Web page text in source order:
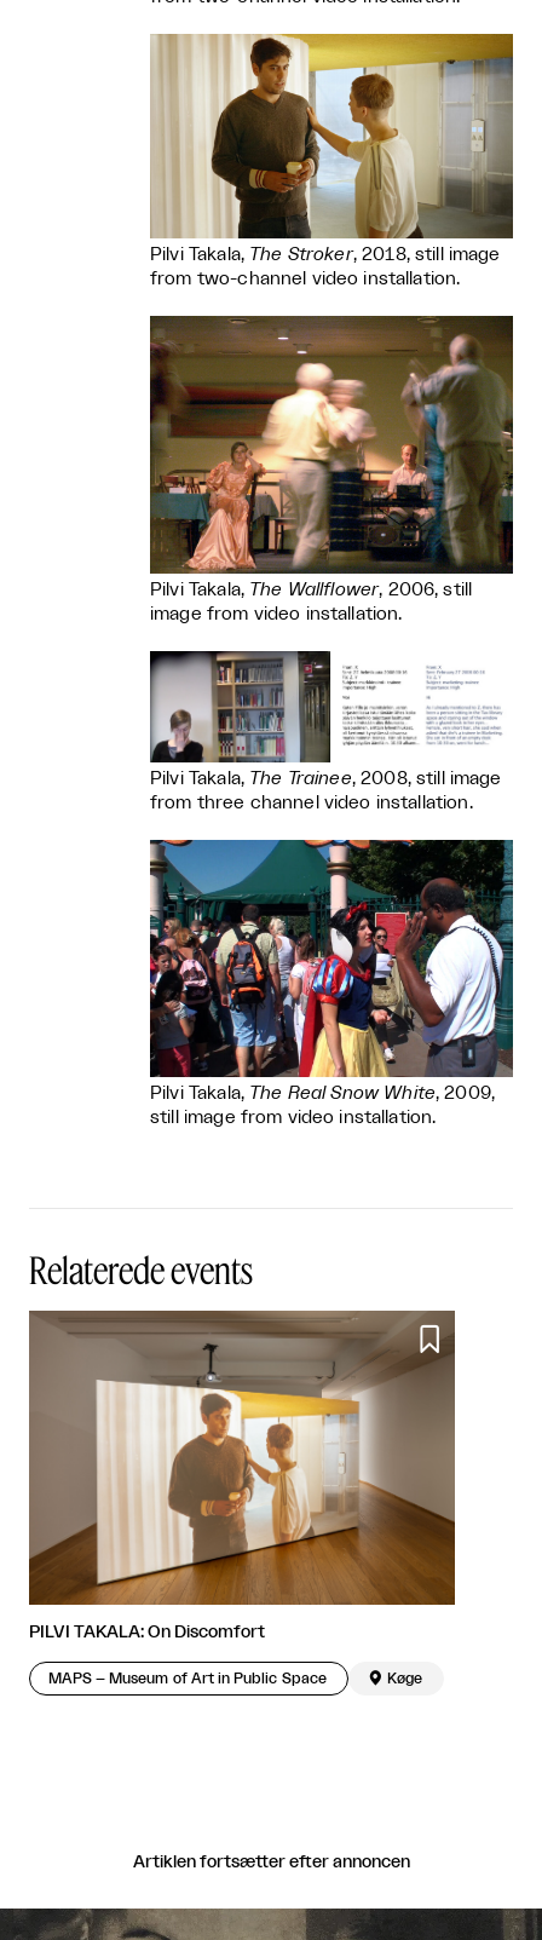
Pilvi Takala, The Stroker, 2018, still image
from two-channel video installation.
Pilvi Takala, The Wallflower, 2006, still
image from video installation.
Pilvi Takala, The Trainee, 2008, still image
from three channel video installation.
Pilvi Takala, The Real Snow White, 2009,
still image from video installation.
Relaterede events

PILVI TAKALA: On Discomfort
MAPS – Museum of Art in Public Space  Køge
Artiklen fortsætter efter annoncen